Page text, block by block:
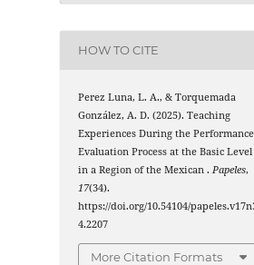
HOW TO CITE
Perez Luna, L. A., & Torquemada
González, A. D. (2025). Teaching
Experiences During the Performance
Evaluation Process at the Basic Level
in a Region of the Mexican .Papeles,
17(34).
https://doi.org/10.54104/
4.2207
More Citation Formats